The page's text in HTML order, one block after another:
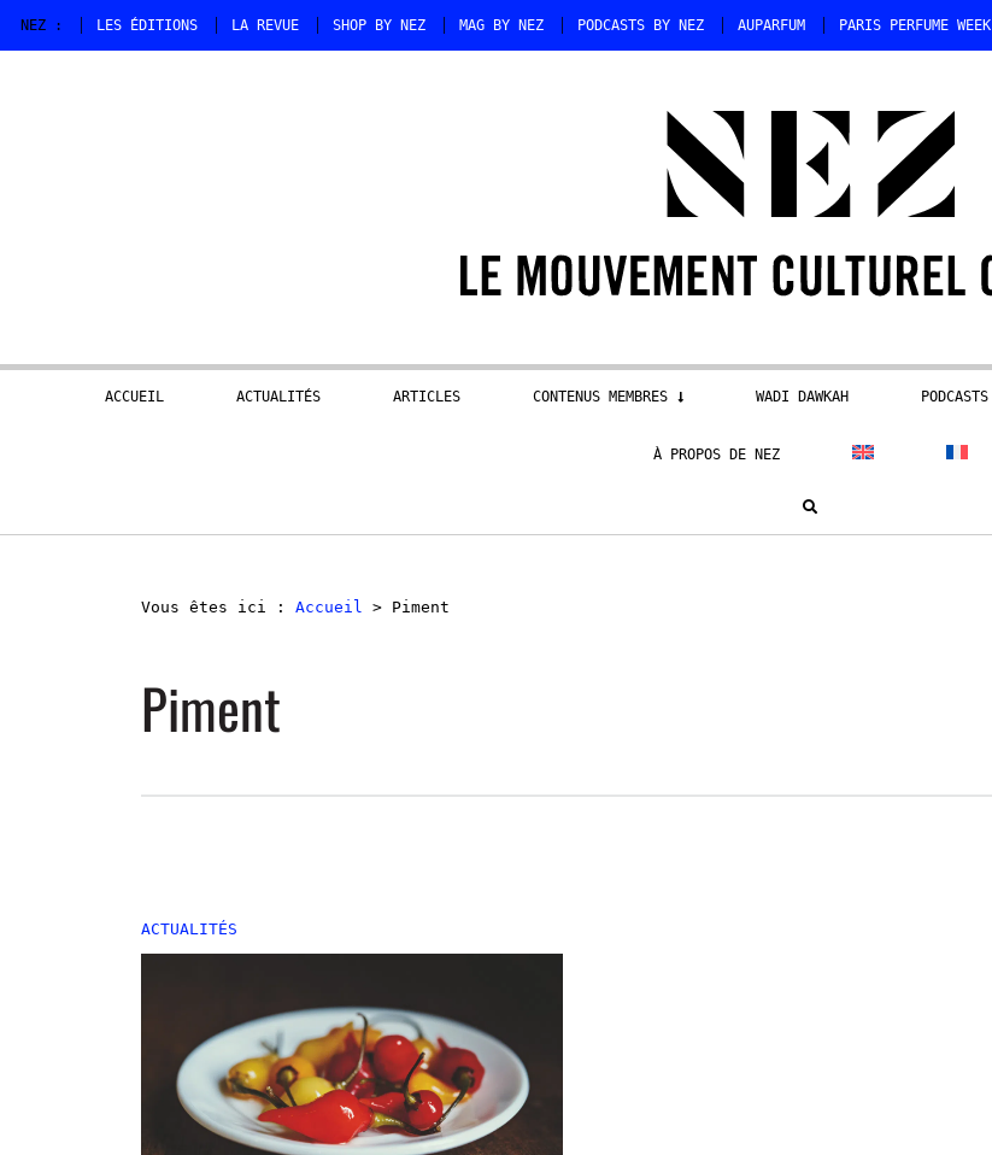
NEZ : LES ÉDITIONS LA REVUE SHOP BY NEZ MAG BY NEZ PODCASTS BY NEZ AUPARFUM PARIS PERFUME WEEK
ACCUEIL ACTUALITÉS ARTICLES CONTENUS MEMBRES WADI DAWKAH PODCASTS
À PROPOS DE NEZ
Vous êtes ici : Accueil > Piment
Piment
ACTUALITÉS